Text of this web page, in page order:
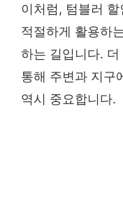
이처럼, 텀블러 할
적절하게 활용하
하는 길입니다.
통해 주변과 지구
역시 중요합니다.